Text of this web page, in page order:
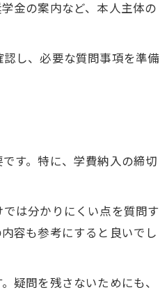
金の案内など、本人主体の
し、必要な質問事項を準備
す。特に、学費納入の締切
は分かりにくい点を質問す
容も参考にすると良いでし
疑問を残さないためにも、